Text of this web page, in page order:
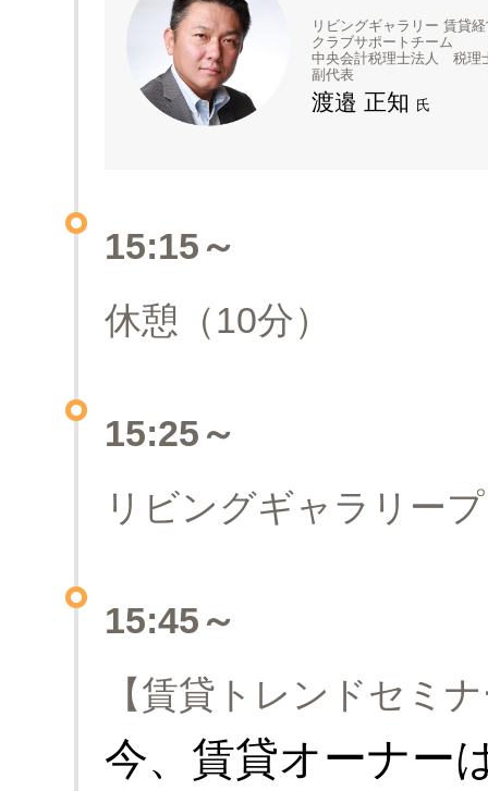
リビングギャラリー 賃貸
クラブサポートチーム
中央会計税理士法人 税理
副代表
渡邉 正知 氏
15:15～
休憩（10分）
15:25～
リビングギャラリー
15:45～
【賃貸トレンドセミ
今、賃貸オーナー